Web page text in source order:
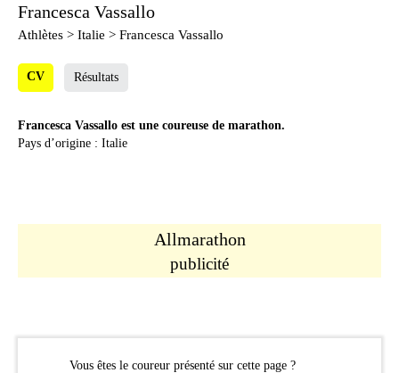
Francesca Vassallo
Athlètes > Italie > Francesca Vassallo
CV Résultats
Francesca Vassallo est une coureuse de marathon.
Pays d’origine : Italie
Allmarathon
publicité
Vous êtes le coureur présenté sur cette page ?